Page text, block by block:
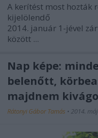
A kerítést most hozták
kijelölendő
2014. január 1-jével
között ...
Nap képe:
belenőtt,
majdnem
Rátonyi Gábor Tamás • 2014.